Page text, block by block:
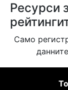
Ресурси
Само